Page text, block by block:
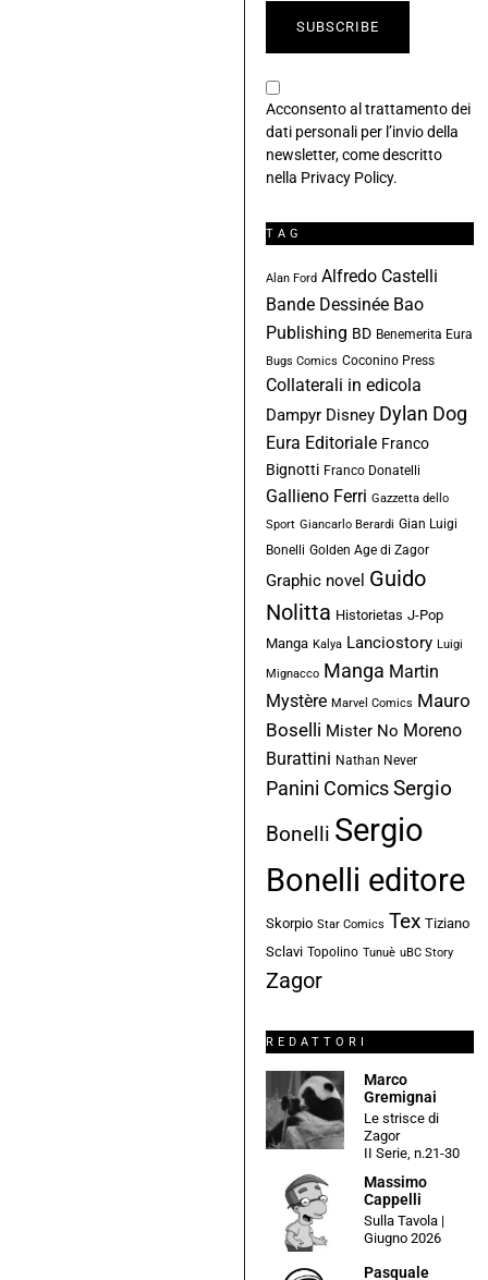
Acconsento al trattamento dei
dati personali per l’invio della
newsletter, come descritto
nella Privacy Policy.
TAG
Alan Ford Alfredo Castelli
Bande Dessinée Bao
Publishing BD Benemerita Eura
Bugs Comics Coconino Press
Collaterali in edicola
Dampyr Disney Dylan Dog
Eura Editoriale Franco
Bignotti Franco Donatelli
Gallieno Ferri Gazzetta dello
Sport Giancarlo Berardi Gian Luigi
Bonelli Golden Age di Zagor
Graphic novel Guido
Nolitta Historietas J-Pop
Manga Kalya Lanciostory Luigi
Mignacco Manga Martin
Mystère Marvel Comics Mauro
Boselli Mister No Moreno
Burattini Nathan Never
Panini ComicsSergio
Bonelli Sergio
Bonelli editore
Skorpio Star Comics Tex Tiziano
Sclavi Topolino Tunuè uBC Story
Zagor
REDATTORI
Marco
Gremignai
Le strisce di
Zagor
II Serie, n.21-30
Massimo
Cappelli
Sulla Tavola |
Giugno 2026
Pasquale